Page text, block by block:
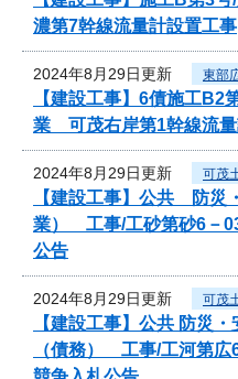
濃第7幹線流量計設置工事
2024年8月29日更新 東部
【建設工事】6債施工B2
業 可茂右岸第1幹線流量
2024年8月29日更新 可茂
【建設工事】公共 防災
業） 工事/工砂第砂6－
公告
2024年8月29日更新 可茂
【建設工事】公共 防災
（債務） 工事/工河第広